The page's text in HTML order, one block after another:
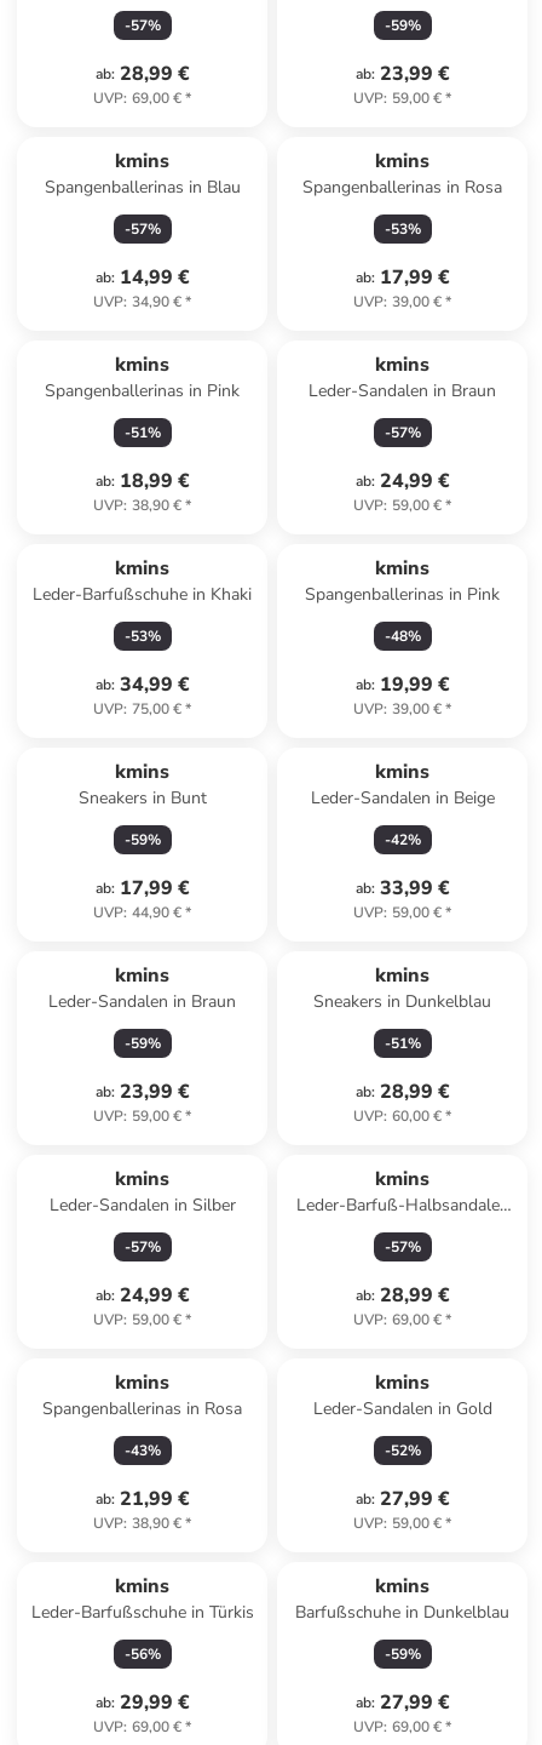
-57%
ab: 28,99 €
UVP: 69,00 €*
-59%
ab: 23,99 €
UVP: 59,00 €*
kmins
Spangenballerinas in Blau
-57%
ab: 14,99 €
UVP: 34,90 €*
kmins
Spangenballerinas in Rosa
-53%
ab: 17,99 €
UVP: 39,00 €*
kmins
Spangenballerinas in Pink
-51%
ab: 18,99 €
UVP: 38,90 €*
kmins
Leder-Sandalen in Braun
-57%
ab: 24,99 €
UVP: 59,00 €*
kmins
Leder-Barfußschuhe in Khaki
-53%
ab: 34,99 €
UVP: 75,00 €*
kmins
Spangenballerinas in Pink
-48%
ab: 19,99 €
UVP: 39,00 €*
kmins
Sneakers in Bunt
-59%
ab: 17,99 €
UVP: 44,90 €*
kmins
Leder-Sandalen in Beige
-42%
ab: 33,99 €
UVP: 59,00 €*
kmins
Leder-Sandalen in Braun
-59%
ab: 23,99 €
UVP: 59,00 €*
kmins
Sneakers in Dunkelblau
-51%
ab: 28,99 €
UVP: 60,00 €*
kmins
Leder-Sandalen in Silber
-57%
ab: 24,99 €
UVP: 59,00 €*
kmins
Leder-Barfuß-Halbsandalen
in Dunkelblau
-57%
ab: 28,99 €
UVP: 69,00 €*
kmins
Spangenballerinas in Rosa
-43%
ab: 21,99 €
UVP: 38,90 €*
kmins
Leder-Sandalen in Gold
-52%
ab: 27,99 €
UVP: 59,00 €*
kmins
Leder-Barfußschuhe in Türkis
-56%
ab: 29,99 €
UVP: 69,00 €*
kmins
Barfußschuhe in Dunkelblau
-59%
ab: 27,99 €
UVP: 69,00 €*